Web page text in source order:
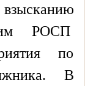
РОСП
по
В